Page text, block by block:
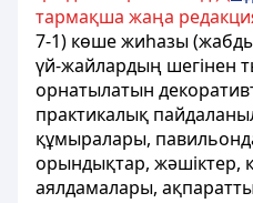
тармақша жаңа
7-1) көше жиһазы
үй-жайлардың шегінен
орнатылатын
практикалық
құмыралары,
орындықтар, жәшіктер,
аялдамалары,